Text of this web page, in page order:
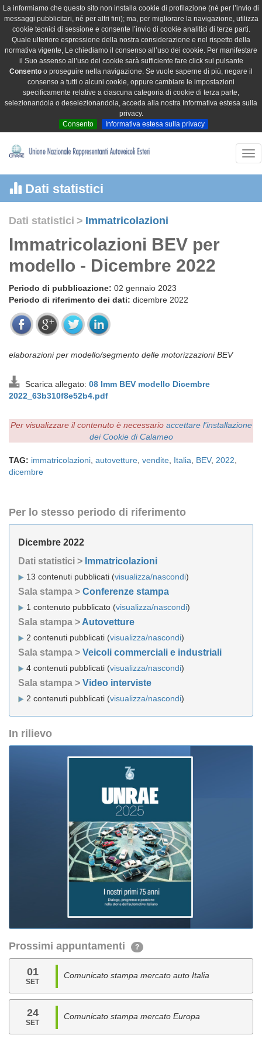
La informiamo che questo sito non installa cookie di profilazione (né per l’invio di
messaggi pubblicitari, né per altri fini); ma, per migliorare la navigazione, utilizza
cookie tecnici di sessione e consente l’invio di cookie analitici di terze parti.
Quale ulteriore espressione della nostra considerazione e nel rispetto della
normativa vigente, Le chiediamo il consenso all’uso dei cookie. Per manifestare
il Suo assenso all’uso dei cookie sarà sufficiente fare click sul pulsante
Consento o proseguire nella navigazione. Se vuole saperne di più, negare il
consenso a tutti o alcuni cookie, oppure cambiare le impostazioni
specificamente relative a ciascuna categoria di cookie di terza parte,
selezionandola o deselezionandola, acceda alla nostra Informativa estesa sulla
privacy.
Consento
Informativa estesa sulla privacy
Dati statistici
Dati statistici > Immatricolazioni
Immatricolazioni BEV per
modello - Dicembre 2022
Periodo di pubblicazione: 02 gennaio 2023
Periodo di riferimento dei dati: dicembre 2022
elaborazioni per modello/segmento delle motorizzazioni BEV
Scarica allegato: 08 Imm BEV modello Dicembre
2022_63b310f8e52b4.pdf
Per visualizzare il contenuto è necessario accettare l'installazione
dei Cookie di Calameo
TAG: immatricolazioni autovetture vendite Italia BEV, 2022
dicembre
Per lo stesso periodo di riferimento
Dicembre 2022
Dati statistici > Immatricolazioni
13 contenuti pubblicati (visualizza/nascondi)
Sala stampa > Conferenze stampa
1 contenuto pubblicato (visualizza/nascondi)
Sala stampa > Autovetture
2 contenuti pubblicati (visualizza/nascondi)
Sala stampa > Veicoli commerciali e industriali
4 contenuti pubblicati (visualizza/nascondi)
Sala stampa > Video interviste
2 contenuti pubblicati (visualizza/nascondi)
In rilievo
Prossimi appuntamenti ?
01
SET
Comunicato stampa mercato auto Italia
24
SET
Comunicato stampa mercato Europa